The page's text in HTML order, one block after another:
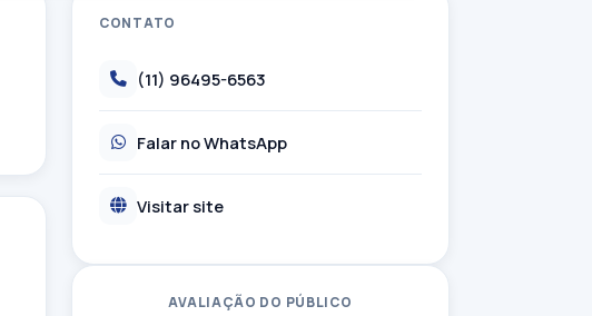
CONTATO
(11) 96495-6563
Falar no WhatsApp
Visitar site
AVALIAÇÃO DO PÚBLICO